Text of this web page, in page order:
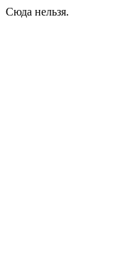
Сюда нельзя.